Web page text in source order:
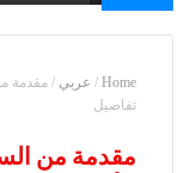
Home
/ عربي / مقدمة
تفاصيل
مقدمة من